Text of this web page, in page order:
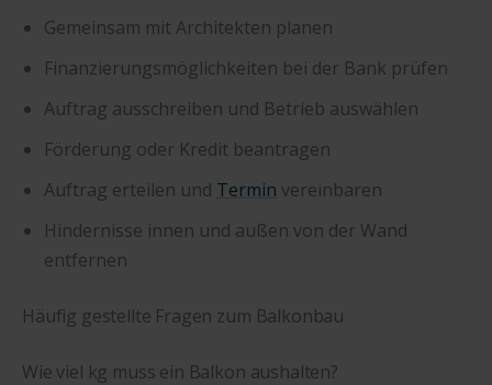
Gemeinsam mit Architekten planen
Finanzierungsmöglichkeiten bei der Bank prüfen
Auftrag ausschreiben und Betrieb auswählen
Förderung oder Kredit beantragen
Auftrag erteilen und Termin vereinbaren
Hindernisse innen und außen von der Wand
entfernen
Häufig gestellte Fragen zum Balkonbau
Wie viel kg muss ein Balkon aushalten?